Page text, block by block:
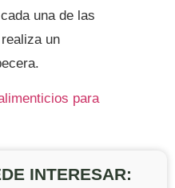
una de las
un
para
INTERESAR: